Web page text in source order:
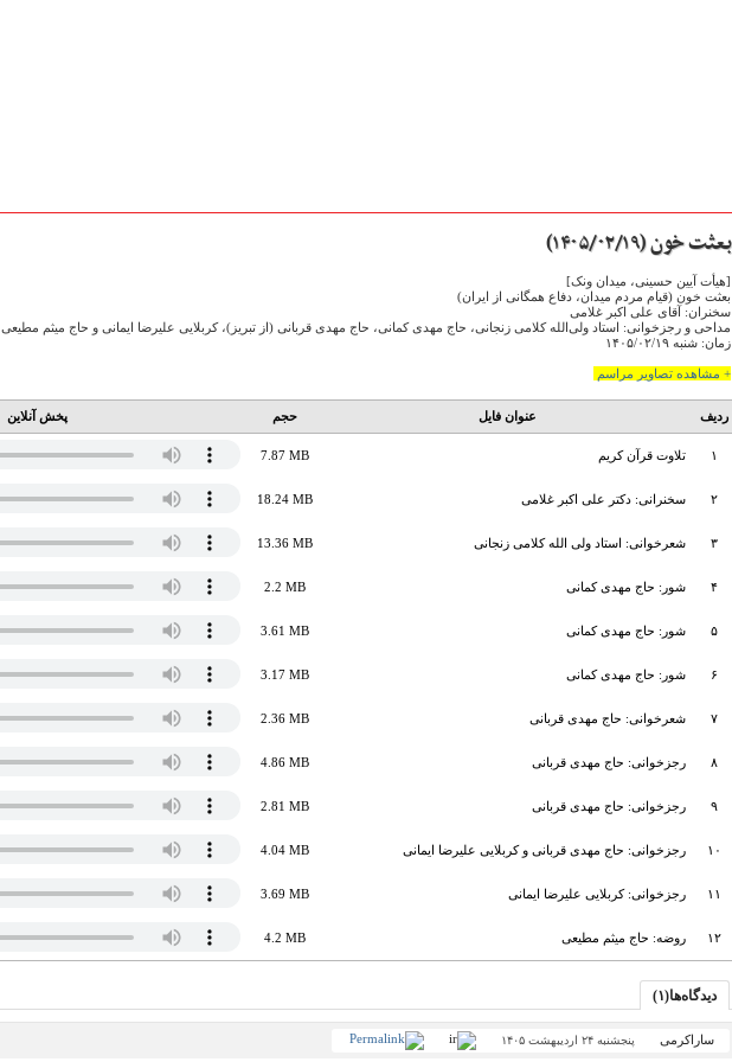
بعثت خون (۱۴۰۵/۰۲/۱۹)
[هیأت آیین حسینی، میدان ونک]
بعثت خون (قیام مردم میدان، دفاع همگانی از ایران)
سخنران: آقای علی اکبر غلامی
مداحی و رجزخوانی: استاد ولی‌الله کلامی زنجانی، حاج مهدی کمانی، حاج مهدی قربانی (از تبریز)، کربلایی علیرضا ایمانی و حاج میثم مطیعی
زمان: شنبه ۱۴۰۵/۰۲/۱۹
+ مشاهده تصاویر مراسم
ردیف عنوان فایل حجم پخش آنلاین
۱ تلاوت قرآن کریم 7.87 MB
۲ سخنرانی: دکتر علی اکبر غلامی 18.24 MB
۳ شعرخوانی: استاد ولی الله کلامی زنجانی 13.36 MB
۴ شور: حاج مهدی کمانی 2.2 MB
۵ شور: حاج مهدی کمانی 3.61 MB
۶ شور: حاج مهدی کمانی 3.17 MB
۷ شعرخوانی: حاج مهدی قربانی 2.36 MB
۸ رجزخوانی: حاج مهدی قربانی 4.86 MB
۹ رجزخوانی: حاج مهدی قربانی 2.81 MB
۱۰ رجزخوانی: حاج مهدی قربانی و کربلایی علیرضا ایمانی 4.04 MB
۱۱ رجزخوانی: کربلایی علیرضا ایمانی 3.69 MB
۱۲ روضه: حاج میثم مطیعی 4.2 MB
دیدگاه‌ها(۱)
ساراکرمی پنجشنبه ۲۴ اردیبهشت ۱۴۰۵